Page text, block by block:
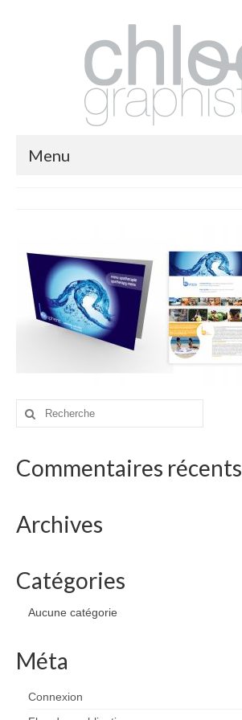
Menu
fashion
logos
illustrations
websites
bio
contact
Rechercher
Commentaires récents
Archives
Catégories
Aucune catégorie
Méta
Connexion